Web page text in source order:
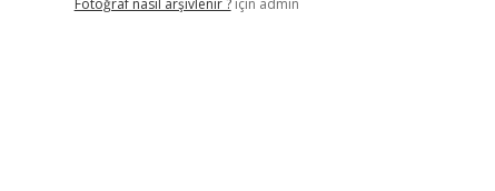
Fotoğraf nasıl arşivlenir ?için admin